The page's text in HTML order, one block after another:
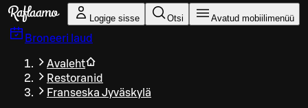
Liigu peamise sisu juurde
Logige sisse Otsi Avatud mobiilimenüü
Broneeri laud
Avaleht
Restoranid
Franseska Jyväskylä